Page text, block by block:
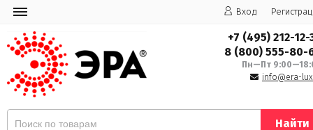
Вход
+7 (495) 212-12-
8 (800) 555-80-
Пн—Пт
info@era-
Найти